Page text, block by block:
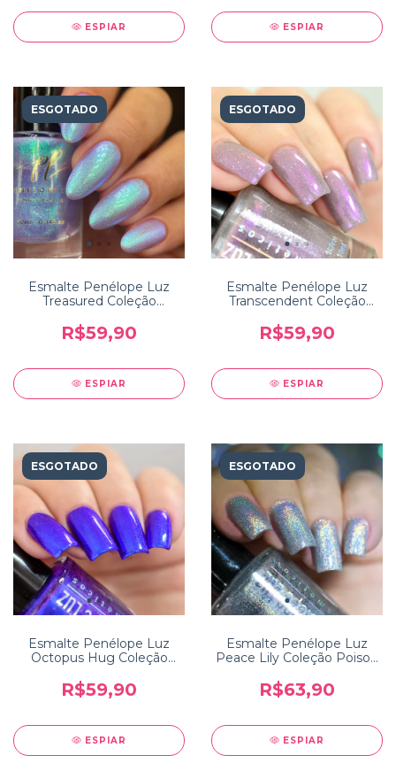
ESPIAR ESPIAR
ESGOTADO
Esmalte Penélope Luz
Treasured Coleção
R$59,90
ESPIAR
ESGOTADO
Esmalte Penélope Luz
Transcendent Coleção
R$59,90
ESPIAR
ESGOTADO
Esmalte Penélope Luz
Octopus Hug Coleção
R$59,90
ESPIAR
ESGOTADO
Esmalte Penélope Luz
Peace Lily Coleção Poison
R$63,90
ESPIAR